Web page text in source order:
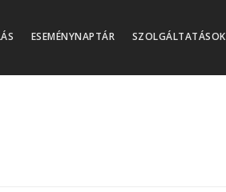
ESEMÉNYNAPTÁR SZOLGÁLTATÁSOK